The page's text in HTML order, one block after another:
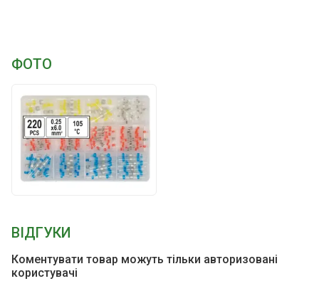
ФОТО
ВІДГУКИ
Коментувати товар можуть тільки авторизовані
користувачі